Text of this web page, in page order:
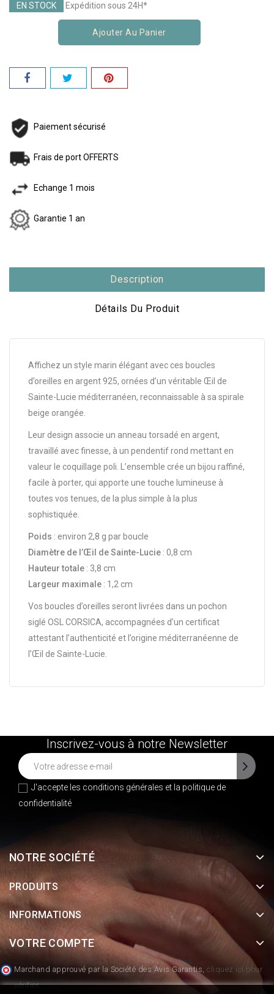
EN STOCK Expédition sous 24H*
Ajouter Au Panier
Paiement sécurisé
Frais de port OFFERTS
Echange 1 mois
Garantie 1 an
Description
Détails Du Produit
Affichez un style marin élégant avec ces boucles
d’oreilles en argent 925, ornées d’un véritable Œil de
Sainte-Lucie méditerranéen, reconnaissable à sa spirale
beige orangée.
Leur design associe un anneau torsadé en argent,
travaillé avec finesse, à un pendentif rond mettant en
valeur le coquillage poli. L’ensemble crée un bijou raffiné,
facile à porter, qui apporte une touche lumineuse à
toutes vos tenues, de la plus simple à la plus
sophistiquée.
Poids : environ 2,8 g par boucle
Diamètre de l’Œil de Sainte-Lucie : 0,8 cm
Hauteur totale : 3,8 cm
Largeur maximale : 1,2 cm
Vos boucles d’oreilles seront livrées dans un pochon
siglé OSL CORSICA, accompagnées d’un certificat
attestant l’authenticité et l’origine méditerranéenne de
l’Œil de Sainte-Lucie.
Inscrivez-vous à notre Newsletter
J'accepte les conditions générales et la politique de
confidentialité
NOTRE SOCIÉTÉ
PRODUITS
INFORMATIONS
VOTRE COMPTE
Marchand approuvé par la Société des Avis Garantis, cliquez ici pour
vérifier.